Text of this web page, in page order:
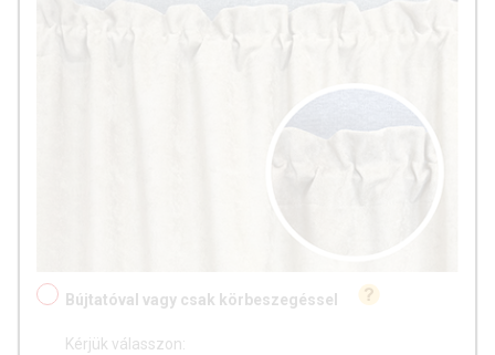
Bújtatóval vagy csak körbeszegéssel
Kérjük válasszon: